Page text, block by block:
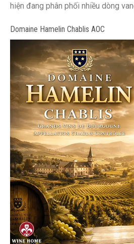
hiện đang phân phối nhiều dòng
Domaine Hamelin Chablis AOC